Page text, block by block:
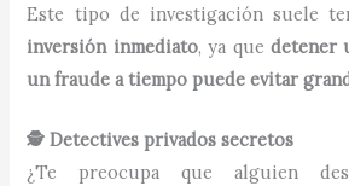
Este tipo de investigación suele
inversión inmediato, ya quedetener
un fraude a tiempo puede evitar
🕵️ Detectives privados secretos
¿Te preocupa que alguien